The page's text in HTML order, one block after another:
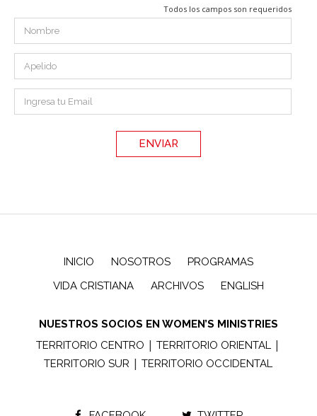
Todos los campos son requeridos
INICIO NOSOTROS
PROGRAMAS
VIDA CRISTIANA
ARCHIVOS ENGLISH
NUESTROS SOCIOS EN WOMEN’S MINISTRIES
TERRITORIO CENTRO |TERRITORIO ORIENTAL |
TERRITORIO SUR |TERRITORIO OCCIDENTAL